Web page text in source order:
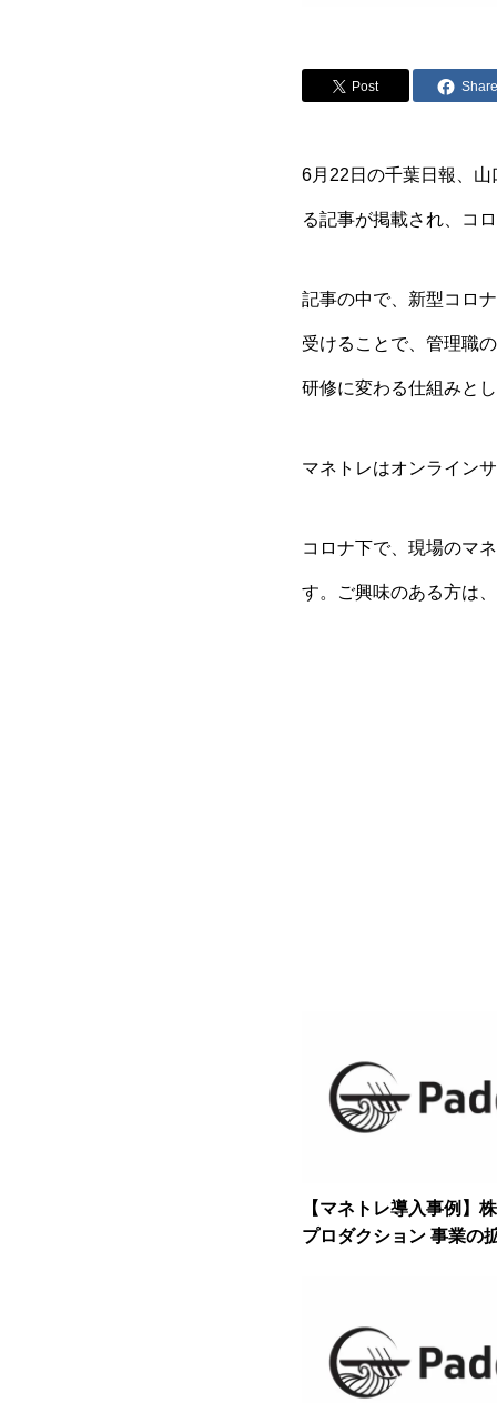
Post
6月22日の千葉日報、
る記事が掲載され、コ
記事の中で、新型コロ
受けることで、管理職
研修に変わる仕組みと
マネトレはオンライン
コロナ下で、現場のマ
す。ご興味のある方は
【マネトレ導入事例】
プロダクション 事業の